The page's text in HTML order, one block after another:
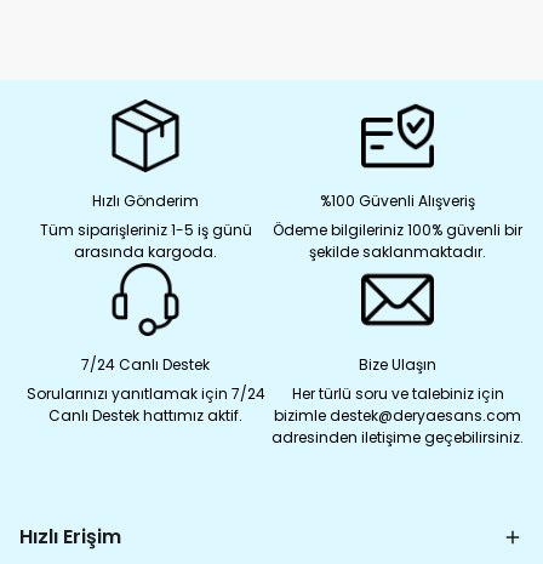
Hızlı Gönderim
Tüm siparişleriniz 1-5 iş günü
arasında kargoda.
%100 Güvenli Alışveriş
Ödeme bilgileriniz 100% güvenli bir
şekilde saklanmaktadır.
7/24 Canlı Destek
Sorularınızı yanıtlamak için 7/24
Canlı Destek hattımız aktif.
Bize Ulaşın
Her türlü soru ve talebiniz için
bizimle destek@deryaesans.com
adresinden iletişime geçebilirsiniz.
Hızlı Erişim